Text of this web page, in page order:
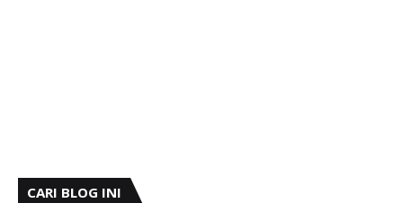
CARI BLOG INI